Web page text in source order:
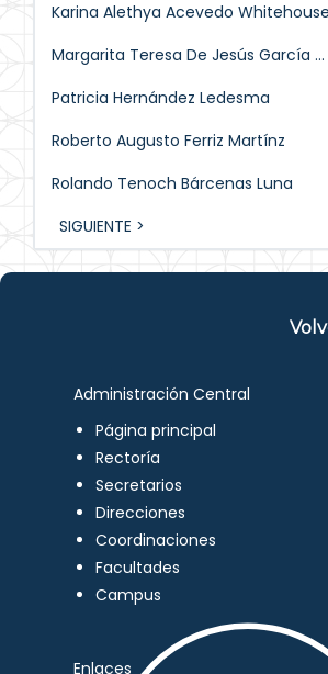
Karina Alethya Acevedo Whitehouse
Margarita Teresa De Jesús García ...
Patricia Hernández Ledesma
Roberto Augusto Ferriz Martínz
Rolando Tenoch Bárcenas Luna
SIGUIENTE >
Administración Central
Página principal
Rectoría
Secretarios
Direcciones
Coordinaciones
Facultades
Campus
Enlaces